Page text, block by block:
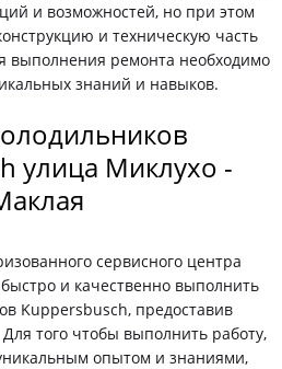
и возможностей, но при этом
и техническую часть
выполнения ремонта необходимо
знаний и навыков.
улица Миклухо -
сервисного центра
и качественно выполнить
Kuppersbusch, предоставив
того чтобы выполнить работу,
опытом и знаниями,